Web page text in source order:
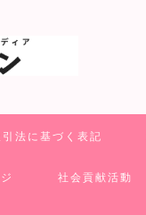
法に基づく表記
社会貢献活動